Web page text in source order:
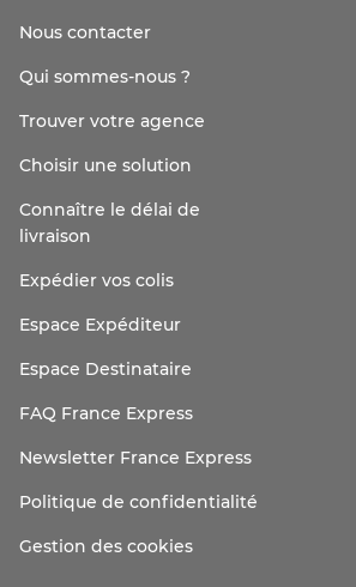
Nous contacter
Qui sommes-nous ?
Trouver votre agence
Choisir une solution
Connaître le délai de
livraison
Expédier vos colis
Espace Expéditeur
Espace Destinataire
FAQ France Express
Newsletter France Express
Politique de confidentialité
Gestion des cookies